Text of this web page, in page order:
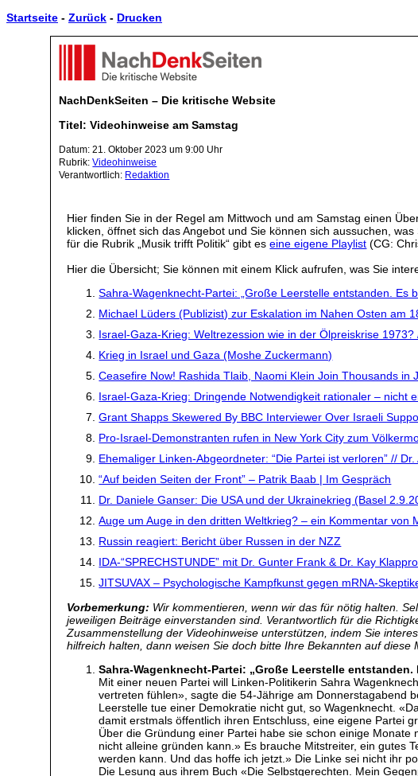
Startseite - Zurück - Drucken
NachDenkSeiten – Die kritische Website
Titel: Videohinweise am Samstag
Datum: 21. Oktober 2023 um 9:00 Uhr
Rubrik:Videohinweise
Verantwortlich: Redaktion
Hier finden Sie in der Regel am Mittwoch und am Samstag einen
klicken, öffnet sich das Angebot und Sie können sich aussuchen,
für die Rubrik „Musik trifft Politik“ gibt eseine eigene Playlist (CG:
Hier die Übersicht; Sie können mit einem Klick aufrufen, was Sie
Sahra-Wagenknecht-Partei: „Große Leerstelle entstanden. Es
Michael Lüders (Publizist) zur Eskalation im Nahen Osten am
Israel-Gaza-Krieg: Weltrezession wie in der Ölpreiskrise
Krieg in Israel und Gaza (Moshe Zuckermann)
Ceasefire Now! Rashida Tlaib, Naomi Klein Join Thousands in
Israel-Gaza-Krieg: Dringende Notwendigkeit rationaler – nicht
Grant Shapps Skewered By BBC Interviewer Over Israeli
Pro-Israel-Demonstranten rufen in New York City zum
Ehemaliger Linken-Abgeordneter: “Die Partei ist verloren” //
“Auf beiden Seiten der Front” – Patrik Baab | Im Gespräch
Dr. Daniele Ganser: Die USA und der Ukrainekrieg (Basel
Auge um Auge in den dritten Weltkrieg? – ein Kommentar von
Russin reagiert: Bericht über Russen in der NZZ
IDA-“SPRECHSTUNDE” mit Dr. Gunter Frank & Dr. Kay
JITSUVAX – Psychologische Kampfkunst gegen mRNA-
Vorbemerkung: Wir kommentieren, wenn wir das für nötig halten.
jeweiligen Beiträge einverstanden sind. Verantwortlich für die
Zusammenstellung der Videohinweise unterstützen, indem Sie
hilfreich halten, dann weisen Sie doch bitte Ihre Bekannten auf diese
Sahra-Wagenknecht-Partei: „Große Leerstelle
Mit einer neuen Partei will Linken-Politikerin Sahra
vertreten fühlen», sagte die 54-Jährige am Donnerstagabend
Leerstelle tue einer Demokratie nicht gut, so Wagenknecht.
damit erstmals öffentlich ihren Entschluss, eine eigene Partei
Über die Gründung einer Partei habe sie schon einige
nicht alleine gründen kann.» Es brauche Mitstreiter, ein gutes
werden kann. Und das hoffe ich jetzt.» Die Linke sei nicht ihr
Die Lesung aus ihrem Buch «Die Selbstgerechten. Mein